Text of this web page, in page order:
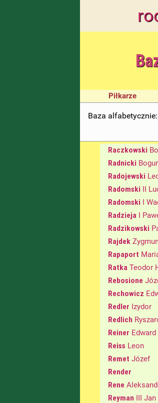
Piłkarze
Baza alfabetycznie:
Raczkowski
Radnicki
Radojewski
Radomski II
Radomski I
Radzieja I
Radzikowski
Rajdek
Rapaport
Ratka Teodor
Rebosione
Rechowicz
Redler Izydor
Redlich
Reiner Edward
Reiss Leon
Remet Józef
Render
Rene
Reyman III Jan